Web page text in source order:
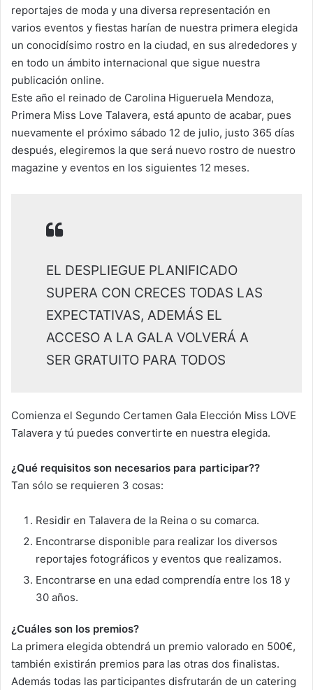
reportajes de moda y una diversa representación en
varios eventos y fiestas harían de nuestra primera elegida
un conocidísimo rostro en la ciudad, en sus alrededores y
en todo un ámbito internacional que sigue nuestra
publicación online.
Este año el reinado de Carolina Higueruela Mendoza,
Primera Miss Love Talavera, está apunto de acabar, pues
nuevamente el próximo sábado 12 de julio, justo 365 días
después, elegiremos la que será nuevo rostro de nuestro
magazine y eventos en los siguientes 12 meses.
EL DESPLIEGUE PLANIFICADO
SUPERA CON CRECES TODAS LAS
EXPECTATIVAS, ADEMÁS EL
ACCESO A LA GALA VOLVERÁ A
SER GRATUITO PARA TODOS
Comienza el Segundo Certamen Gala Elección Miss LOVE
Talavera y tú puedes convertirte en nuestra elegida.
¿Qué requisitos son necesarios para participar??
Tan sólo se requieren 3 cosas:
Residir en Talavera de la Reina o su comarca.
Encontrarse disponible para realizar los diversos
reportajes fotográficos y eventos que realizamos.
Encontrarse en una edad comprendía entre los 18 y
30 años.
¿Cuáles son los premios?
La primera elegida obtendrá un premio valorado en 500€,
también existirán premios para las otras dos finalistas.
Además todas las participantes disfrutarán de un catering